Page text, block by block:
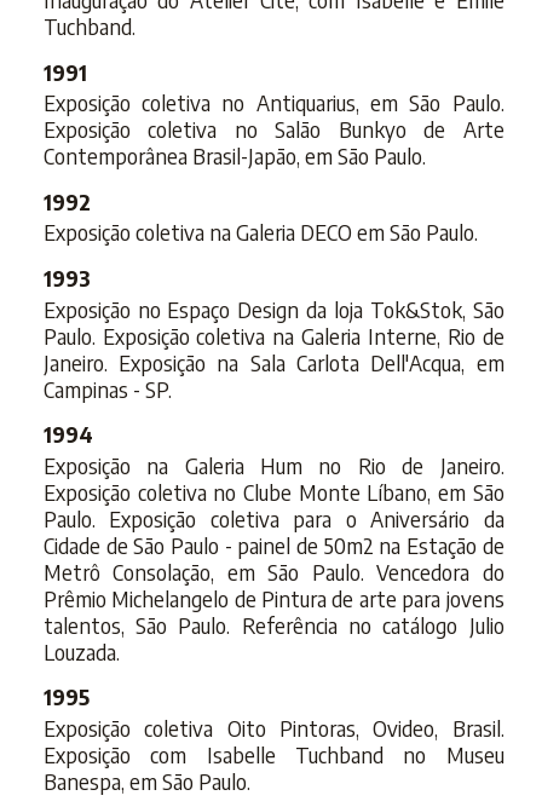
Tuchband.
1991
Exposição coletiva no Antiquarius, em São Paulo.
Exposição coletiva no Salão Bunkyo de Arte
Contemporânea Brasil-Japão, em São Paulo.
1992
Exposição coletiva na Galeria DECO em São Paulo.
1993
Exposição no Espaço Design da loja Tok&Stok, São
Paulo. Exposição coletiva na Galeria Interne, Rio de
Janeiro. Exposição na Sala Carlota Dell'Acqua, em
Campinas - SP.
1994
Exposição na Galeria Hum no Rio de Janeiro.
Exposição coletiva no Clube Monte Líbano, em São
Paulo. Exposição coletiva para o Aniversário da
Cidade de São Paulo - painel de 50m2 na Estação de
Metrô Consolação, em São Paulo. Vencedora do
Prêmio Michelangelo de Pintura de arte para jovens
talentos, São Paulo. Referência no catálogo Julio
Louzada.
1995
Exposição coletiva Oito Pintoras, Ovideo, Brasil.
Exposição com Isabelle Tuchband no Museu
Banespa, em São Paulo.